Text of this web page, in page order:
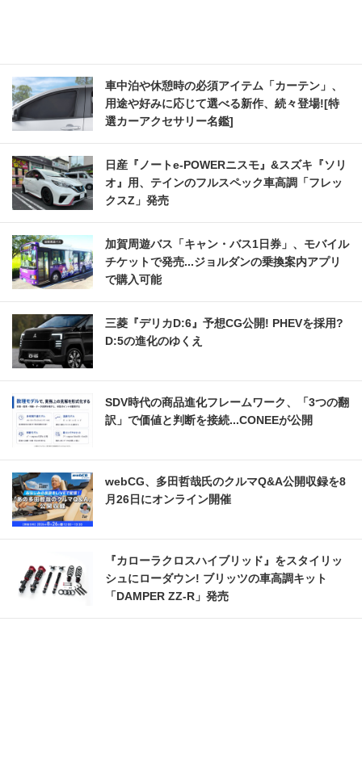
車中泊や休憩時の必須アイテム「カーテン」、
用途や好みに応じて選べる新作、続々登場![特
選カーアクセサリー名鑑]
日産『ノートe-POWERニスモ』&スズキ『ソリ
オ』用、テインのフルスペック車高調「フレッ
クスZ」発売
加賀周遊バス「キャン・バス1日券」、モバイル
チケットで発売...ジョルダンの乗換案内アプリ
で購入可能
三菱『デリカD:6』予想CG公開! PHEVを採用?
D:5の進化のゆくえ
SDV時代の商品進化フレームワーク、「3つの翻
訳」で価値と判断を接続...CONEEが公開
webCG、多田哲哉氏のクルマQ&A公開収録を8
月26日にオンライン開催
『カローラクロスハイブリッド』をスタイリッ
シュにローダウン! ブリッツの車高調キット
「DAMPER ZZ-R」発売